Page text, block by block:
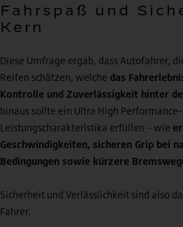
Fahrspaß und
Kern
Diese Umfrage ergab, dass Autofahrer,
Reifen schätzen, welche das
Kontrolle und Zuverlässigkeit hinter
hinaus sollte ein Ultra High
Leistungscharakteristika erfüllen – wie
Geschwindigkeiten, sicheren Grip bei
Bedingungen sowie kürzere
Sicherheit und Verlässlichkeit sind also
Fahrer.